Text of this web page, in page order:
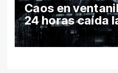
Caos en
24 horas caída
León por
trámites